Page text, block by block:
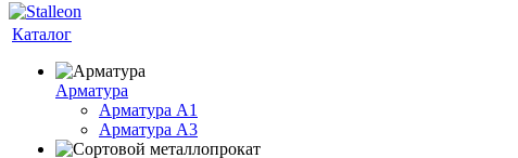
Каталог
Арматура
Арматура A1
Арматура А3